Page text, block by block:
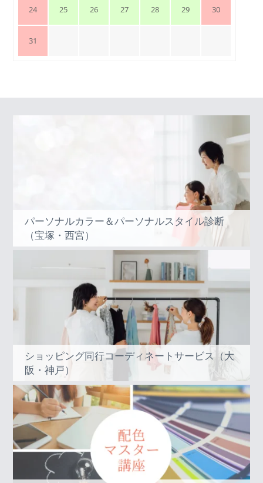
24 25 26 27 28 29 30
31
パーソナルカラー＆パーソナルスタイル診断
（宝塚・西宮）
ショッピング同行コーディネートサービス（大
阪・神戸）